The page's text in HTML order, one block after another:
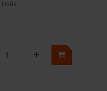
Hella
+